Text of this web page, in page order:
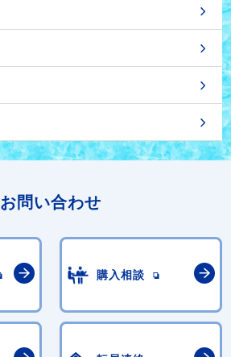
お問い合わせ
購入相談